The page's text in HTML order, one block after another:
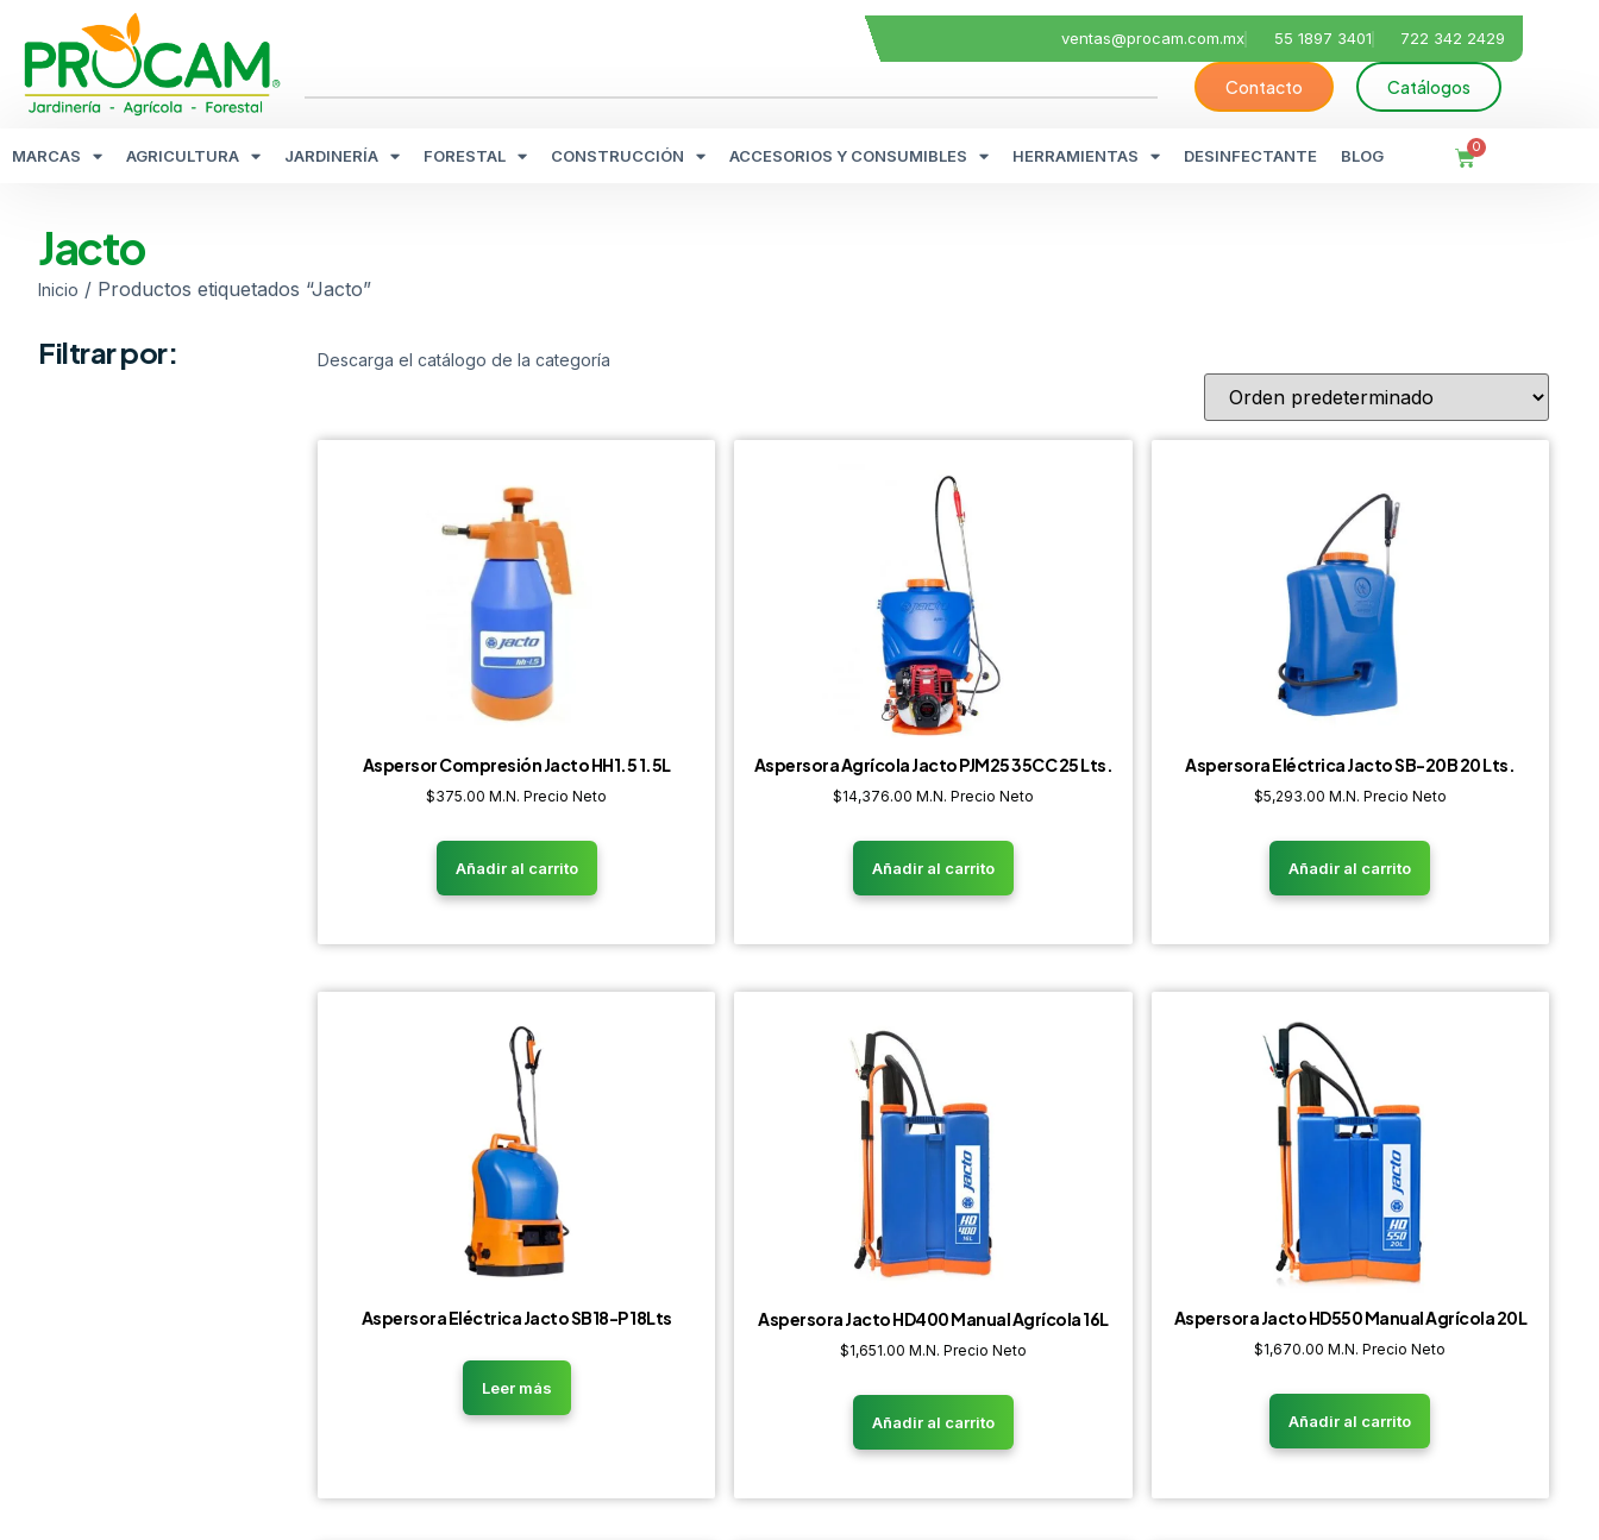
ventas@procam.com.mx 55 1897 3401 722 342 2429
Contacto Catálogos
MARCAS AGRICULTURA JARDINERÍA FORESTAL CONSTRUCCIÓN ACCESORIOS Y CONSUMIBLES HERRAMIENTAS DESINFECTANTE BLOG 0
Jacto
Inicio / Productos etiquetados “Jacto”
Filtrar por: Descarga el catálogo de la categoría
Aspersor Compresión Jacto HH1.5 1.5L
$375.00 M.N. Precio Neto
Añadir al carrito
Aspersora Agrícola Jacto PJM25 35CC 25 Lts.
$14,376.00 M.N. Precio Neto
Añadir al carrito
Aspersora Eléctrica Jacto SB-20B 20 Lts.
$5,293.00 M.N. Precio Neto
Añadir al carrito
Aspersora Eléctrica Jacto SB18-P 18Lts
Leer más
Aspersora Jacto HD400 Manual Agrícola 16L
$1,651.00 M.N. Precio Neto
Añadir al carrito
Aspersora Jacto HD550 Manual Agrícola 20L
$1,670.00 M.N. Precio Neto
Añadir al carrito